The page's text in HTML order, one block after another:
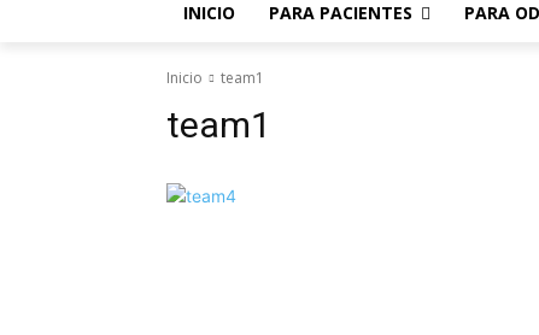
INICIO PARA PACIENTES PARA
Inicio team1
team1